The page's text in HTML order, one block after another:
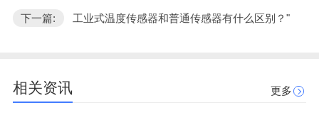
下一篇: 工业式温度传感器和普通传感器有什么区别？"
相关资讯 更多